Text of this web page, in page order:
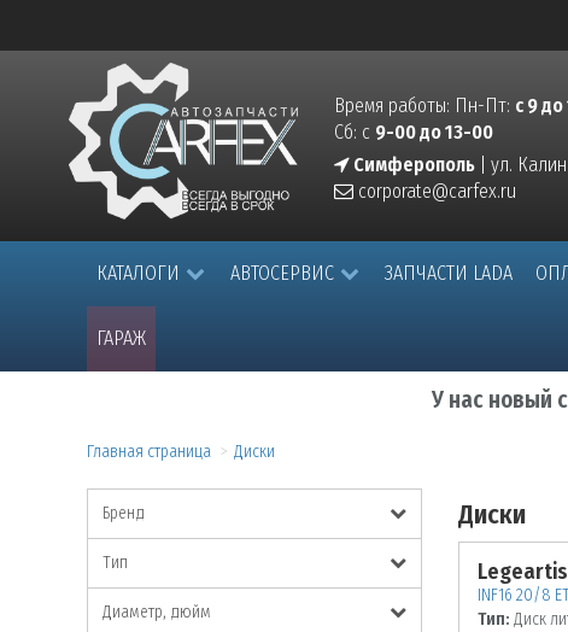
Время работы: Пн-Пт: с 9 до
Сб: с 9-00 до 13-00
Симферополь | ул.
corporate@carfex.ru
КАТАЛОГИ АВТОСЕРВИС ЗАПЧАСТИ LADA
ГАРАЖ
У нас новый
Главная страница Диски
Бренд
Тип
Диаметр, дюйм
Диски
INF16 20/8
Тип: Диск